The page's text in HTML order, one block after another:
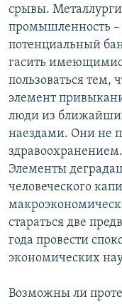
срывы.
промышленность –
потенциальный
гасить
пользоваться тем,
элемент
люди из
наездами. Они не
Элементы
человеческого
стараться две
года провести
экономических
Возможны ли